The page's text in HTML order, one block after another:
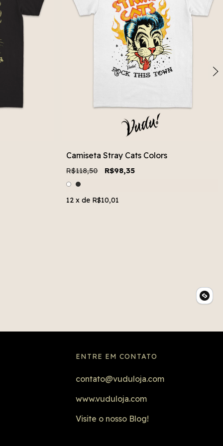
Camiseta Stray Cats Colors
R$118,50 R$98,35
12 x de R$10,01
ENTRE EM CONTATO
contato@vuduloja.com
www.vuduloja.com
Visite o nosso Blog!